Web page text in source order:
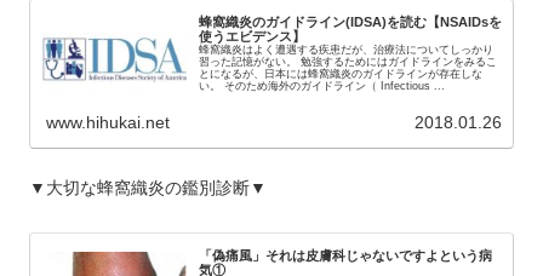
蜂窩織炎のガイドライン(IDSA)を読む【NSAIDsを
使うエビデンス】
蜂窩織炎はよく遭遇する疾患だが、治療法についてしっかり
習った記憶がない。 勉強するためにはガイドラインをみるこ
とになるが、日本には蜂窩織炎のガイドラインが存在しな
い。 そのため海外のガイドライン（ Infectious ...
www.hihukai.net 2018.01.26
▼大切な蜂窩織炎の鑑別診断▼
「偽痛風」それは皮膚科じゃないですよという病
気①